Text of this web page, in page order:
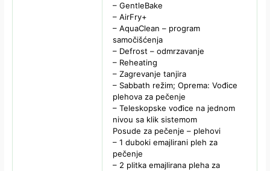
– GentleBake
– AirFry+
– AquaClean – program
samočišćenja
– Defrost – odmrzavanje
– Reheating
– Zagrevanje tanjira
– Sabbath režim; Oprema: Vođice
plehova za pečenje
– Teleskopske vođice na jednom
nivou sa klik sistemom
Posude za pečenje – plehovi
– 1 duboki emajlirani pleh za
pečenje
– 2 plitka emajlirana pleha za